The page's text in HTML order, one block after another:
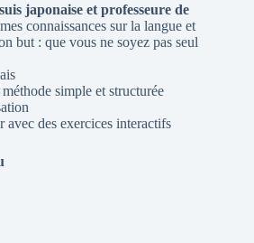
japonaise et professeure de
connaissances sur la langue et
but : que vous ne soyez pas seul
simple et structurée
avec des exercices interactifs